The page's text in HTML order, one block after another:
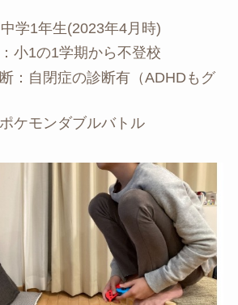
学1年生(2023年4月時)
小1の1学期から不登校
：自閉症の診断有（ADHDもグ
ケモンダブルバトル